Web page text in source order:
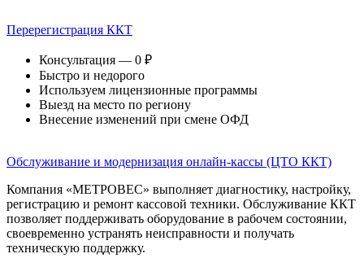
Перерегистрация ККТ
Консультация — 0 ₽
Быстро и недорого
Используем лицензионные программы
Выезд на место по региону
Внесение изменений при смене ОФД
Обслуживание и модернизация онлайн-кассы (ЦТО ККТ)
Компания «МЕТРОВЕС» выполняет диагностику, настройку,
регистрацию и ремонт кассовой техники. Обслуживание ККТ
позволяет поддерживать оборудование в рабочем состоянии,
своевременно устранять неисправности и получать
техническую поддержку.